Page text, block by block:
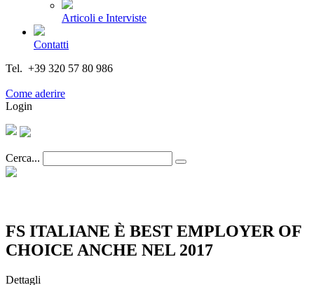
Articoli e Interviste
Contatti
Tel. +39 320 57 80 986
Come aderire
Login
Cerca...
FS ITALIANE È BEST EMPLOYER OF
CHOICE ANCHE NEL 2017
Dettagli